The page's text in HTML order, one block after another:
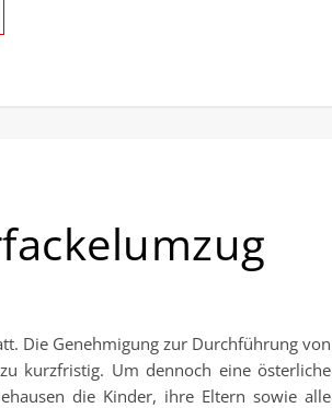
Die Genehmigung zur Durchführung von
kurzfristig. Um dennoch eine österliche
die Kinder, ihre Eltern sowie alle